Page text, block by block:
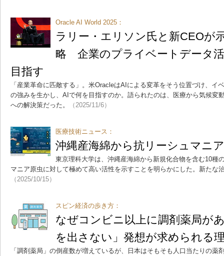
Oracle AI World 2025：
ラリー・エリソン氏と新CEOが
略 企業のプライベートデータ
目指す
「産業革命に匹敵する」。米OracleはAIによる変革をそう位置づけ、イ
の強みを生かし、AIで何を目指すのか。語られたのは、医療から気候変
への解決策だった。
（2025/11/6）
医療技術ニュース：
沖縄産海綿から抗リーシュマニ
東京理科大学は、沖縄産海綿から新規化合物を含む10種
マニア原虫に対して極めて高い活性を示すことを明らかにした。新たな
（2025/10/15）
スピン経済の歩き方：
なぜコンビニ以上に調剤薬局が
を出さない」発想が求められる
「調剤薬局」の倒産数が増えているが、日本はそもそも人口当たりの薬